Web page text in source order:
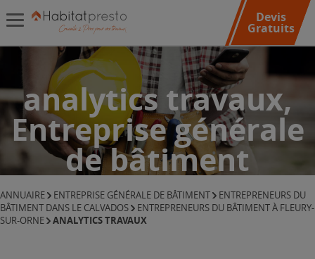
Devis
Gratuits
analytics travaux,
Entreprise générale
de bâtiment
ANNUAIRE ENTREPRISE GÉNÉRALE DE BÂTIMENT
ENTREPRENEURS DU
BÂTIMENT DANS LE CALVADOS
ENTREPRENEURS DU BÂTIMENT À FLEURY-
SUR-ORNE
ANALYTICS TRAVAUX